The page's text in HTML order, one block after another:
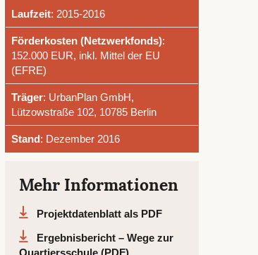
Laufzeit: 2015-2016
Förderkosten (Netzwerkfonds):
152.000 EUR, inkl. Mittel der EU
(EFRE)
Träger: UrbanPlan GmbH,
Lützowstraße 102, 10785 Berlin
Stand: Dezember 2016
Mehr Informationen
Projektdatenblatt als PDF
Ergebnisbericht – Wege zur
Quartiersschule (PDF)